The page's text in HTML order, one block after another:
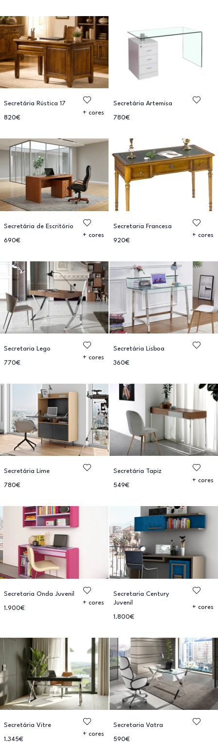
Secretária Rústica 17
820€
+ cores
Secretária Artemisa
780€
Secretária de Escritório
690€
+ cores
Secretaria Francesa
920€
+ cores
Secretaria Lego
770€
+ cores
Secretária Lisboa
360€
Secretária Lime
780€
Secretária Tapiz
549€
+ cores
Secretaria Onda Juvenil
1.900€
+ cores
Secretaria Century
Juvenil
1.800€
+ cores
Secretária Vitre
1.345€
+ cores
Secretaria Vatra
590€